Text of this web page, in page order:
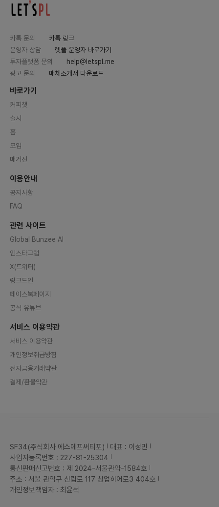
카톡 문의
카톡 링크
운영자 상담
렛플 운영자 바로가기
투자플랫폼 문의
help@letspl.me
광고 문의
매체소개서 다운로드
바로가기
커피챗
출시
홈
모임
매거진
이용안내
공지사항
FAQ
관련 사이트
Global Bunzee AI
인스타그램
X(트위터)
링크드인
페이스북페이지
공식 유튜브
서비스 이용약관
서비스 이용약관
개인정보취급방침
전자금융거래약관
결제/환불약관
SF34(주식회사 에스에프써티포)
대표 : 이성민
사업자등록번호 : 227-81-25304
통신판매신고번호 : 제 2024-서울관악-1584호
주소 : 서울 관악구 신림로 117 창업히어로3 404호
개인정보책임자 : 최윤석